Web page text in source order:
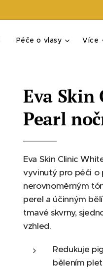
Péče o vlasy Více
Eva
Pearl
Eva Skin Clinic
vyvinutý pro péči o
nerovnoměrným
perel a účinným
tmavé skvrny,
vzhled.
Redukuje
bělením